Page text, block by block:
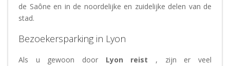
de Saône en in de noordelijke en zuidelijke delen van de
stad.
Bezoekersparking in Lyon
Als u gewoon door Lyon reist , zijn er veel